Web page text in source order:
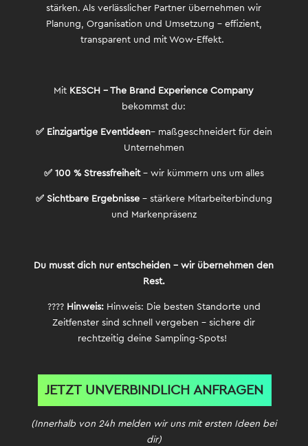
stärken. Als verlässlicher Partner übernehmen wir
Planung, Organisation und Umsetzung – effizient,
transparent und mit Wow-Effekt.
Mit KESCH – The Brand Experience Company
bekommst du:
✅ Einzigartige Eventideen– maßgeschneidert für dein
Unternehmen
✅ 100 % Stressfreiheit– wir kümmern uns um alles
✅ Sichtbare Ergebnisse– stärkere Mitarbeiterbindung
und Markenpräsenz
Du musst dich nur entscheiden – wir übernehmen den
Rest.
???? Hinweis: Hinweis: Die besten Standorte und
Zeitfenster sind schnell vergeben – sichere dir
rechtzeitig deine Sampling-Spots!
JETZT UNVERBINDLICH ANFRAGEN
(Innerhalb von 24h melden wir uns mit ersten Ideen bei
dir)